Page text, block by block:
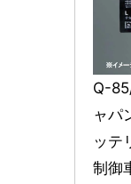
Q-
ャパ
ッテ
制御